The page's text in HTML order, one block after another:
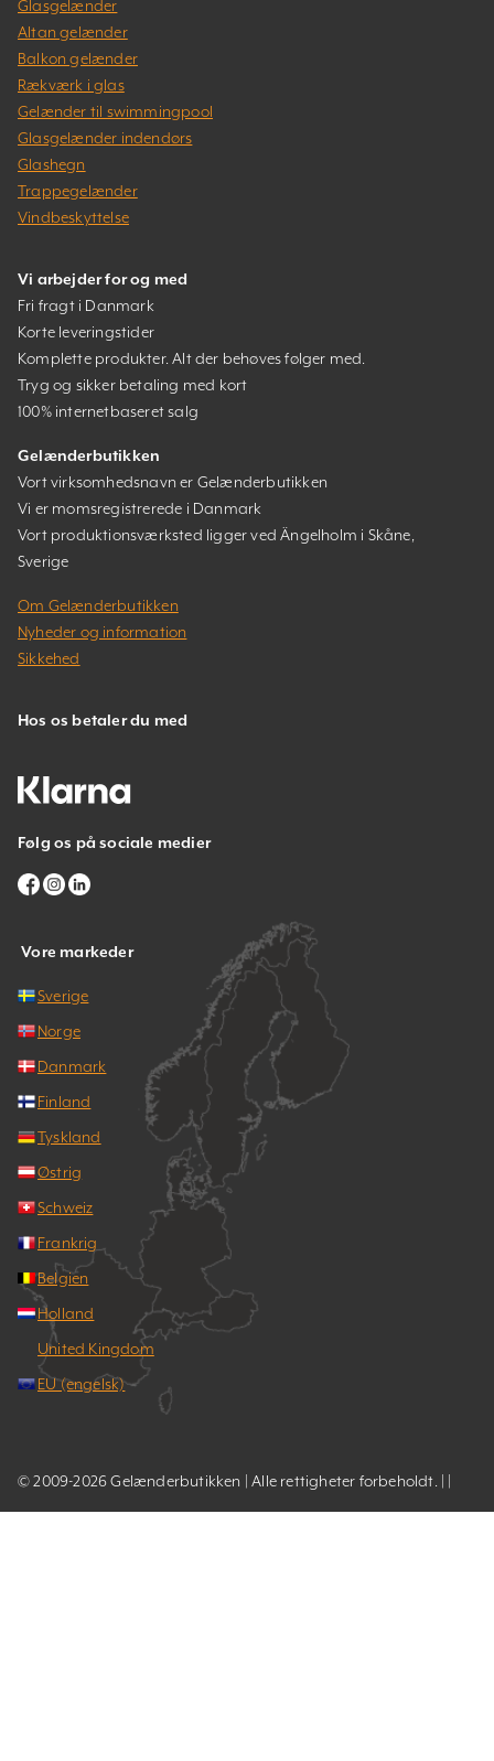
Glasgelænder
Altan gelænder
Balkon gelænder
Rækværk i glas
Gelænder til swimmingpool
Glasgelænder indendørs
Glashegn
Trappegelænder
Vindbeskyttelse
Vi arbejder for og med
Fri fragt i Danmark
Korte leveringstider
Komplette produkter. Alt der behøves følger med.
Tryg og sikker betaling med kort
100% internetbaseret salg
Gelænderbutikken
Vort virksomhedsnavn er Gelænderbutikken
Vi er momsregistrerede i Danmark
Vort produktionsværksted ligger ved Ängelholm i Skåne,
Sverige
Om Gelænderbutikken
Nyheder og information
Sikkehed
Hos os betaler du med
Følg os på sociale medier
Vore markeder
Sverige
Norge
Danmark
Finland
Tyskland
Østrig
Schweiz
Frankrig
Belgien
Holland
United Kingdom
EU (engelsk)
© 2009-2026 Gelænderbutikken | Alle rettigheter forbeholdt. | |